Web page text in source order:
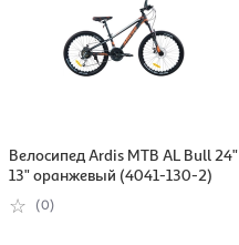
Велосипед Ardis МТВ AL Bull 24"
13" оранжевый (4041-130-2)
(0)